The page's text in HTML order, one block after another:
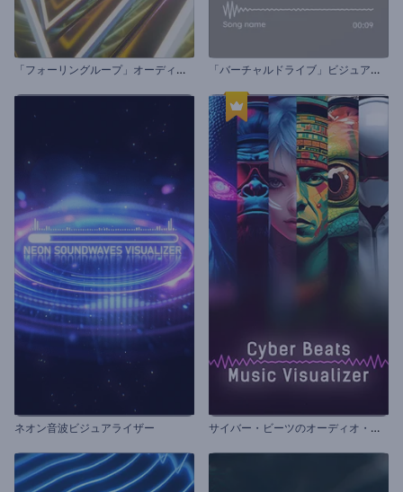
「
フォーリングループ」オーディオビジュアライザー 「
バーチャルドライブ」ビジュアライザー
ネオン音波ビジュアライザー サ
イバー・ビーツのオーディオ・ビジュアライザー